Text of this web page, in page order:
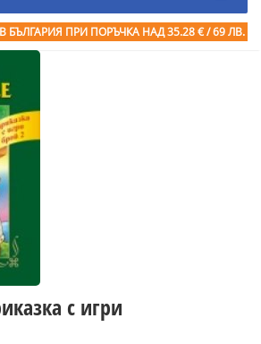
БЪЛГАРИЯ ПРИ ПОРЪЧКА НАД 35.28 € / 69 ЛВ.
с игри